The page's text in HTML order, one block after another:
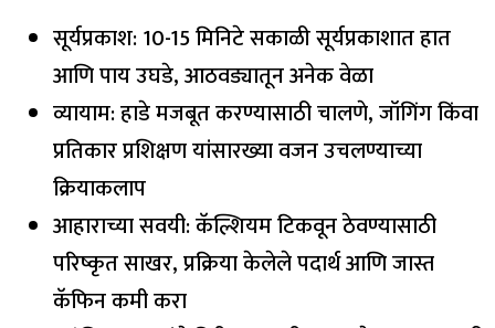
सूर्यप्रकाश: 10-15 मिनिटे सकाळी सूर्यप्रकाशात हात
आणि पाय उघडे, आठवड्यातून अनेक वेळा
व्यायाम: हाडे मजबूत करण्यासाठी चालणे, जॉगिंग किंवा
प्रतिकार प्रशिक्षण यांसारख्या वजन उचलण्याच्या
क्रियाकलाप
आहाराच्या सवयी: कॅल्शियम टिकवून ठेवण्यासाठी
परिष्कृत साखर, प्रक्रिया केलेले पदार्थ आणि जास्त
कॅफिन कमी करा